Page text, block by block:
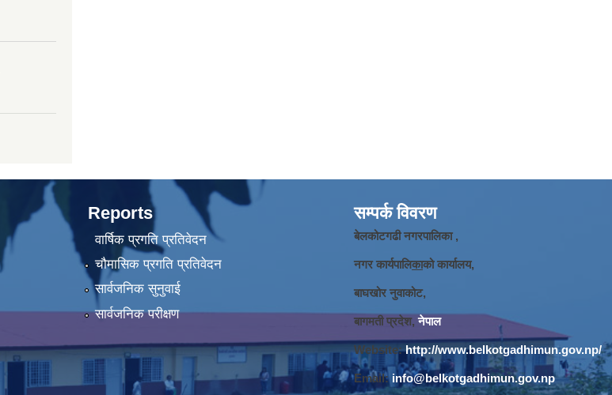
Reports
वार्षिक प्रगति प्रतिवेदन
चौमासिक प्रगति प्रतिवेदन
सार्वजनिक सुनुवाई
सार्वजनिक परीक्षण
सम्पर्क विवरण
बेलकोटगढी नगरपालिका ,
नगर कार्यपालिकाको कार्यालय,
बाघखोर नुवाकोट,
बागमती प्रदेश, नेपाल
Website:http://www.belkotgadhimun.gov.np/
Email: info@belkotgadhimun.gov.np